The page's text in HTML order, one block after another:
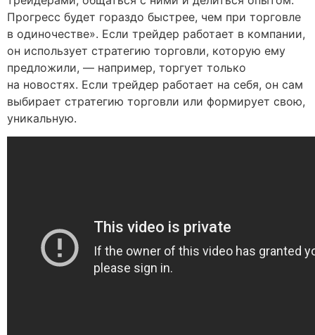
Прогресс будет гораздо быстрее, чем при торговле
в одиночестве». Если трейдер работает в компании,
он использует стратегию торговли, которую ему
предложили, — например, торгует только
на новостях. Если трейдер работает на себя, он сам
выбирает стратегию торговли или формирует свою,
уникальную.